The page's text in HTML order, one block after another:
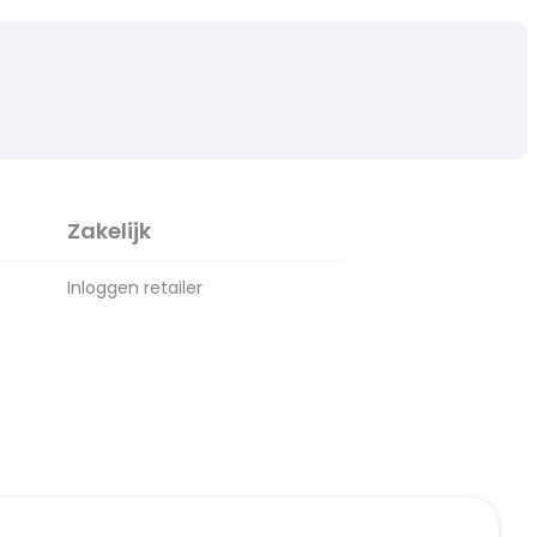
Zakelijk
Inloggen retailer